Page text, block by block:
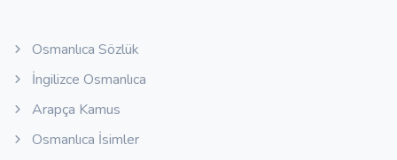
Osmanlıca Sözlük
İngilizce Osmanlıca
Arapça Kamus
Osmanlıca İsimler